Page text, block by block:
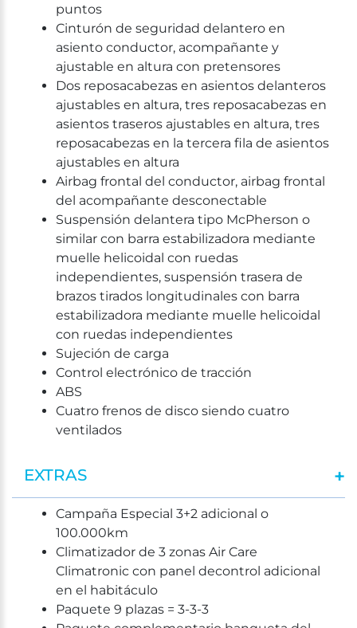
puntos
Cinturón de seguridad delantero en
asiento conductor, acompañante y
ajustable en altura con pretensores
Dos reposacabezas en asientos delanteros
ajustables en altura, tres reposacabezas en
asientos traseros ajustables en altura, tres
reposacabezas en la tercera fila de asientos
ajustables en altura
Airbag frontal del conductor, airbag frontal
del acompañante desconectable
Suspensión delantera tipo McPherson o
similar con barra estabilizadora mediante
muelle helicoidal con ruedas
independientes, suspensión trasera de
brazos tirados longitudinales con barra
estabilizadora mediante muelle helicoidal
con ruedas independientes
Sujeción de carga
Control electrónico de tracción
ABS
Cuatro frenos de disco siendo cuatro
ventilados
EXTRAS
Campaña Especial 3+2 adicional o
100.000km
Climatizador de 3 zonas Air Care
Climatronic con panel decontrol adicional
en el habitáculo
Paquete 9 plazas = 3-3-3